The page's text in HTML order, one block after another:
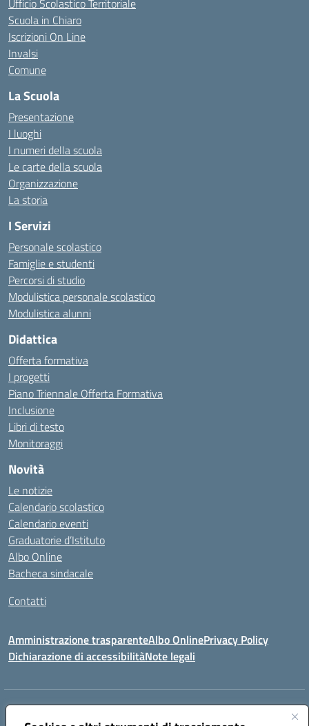
Ufficio Scolastico Territoriale
Scuola in Chiaro
Iscrizioni On Line
Invalsi
Comune
La Scuola
Presentazione
I luoghi
I numeri della scuola
Le carte della scuola
Organizzazione
La storia
I Servizi
Personale scolastico
Famiglie e studenti
Percorsi di studio
Modulistica personale scolastico
Modulistica alunni
Didattica
Offerta formativa
I progetti
Piano Triennale Offerta Formativa
Inclusione
Libri di testo
Monitoraggi
Novità
Le notizie
Calendario scolastico
Calendario eventi
Graduatorie d’Istituto
Albo Online
Bacheca sindacale
Contatti
Amministrazione trasparenteAlbo OnlinePrivacy Policy
Dichiarazione di accessibilitàNote legali
Indirizzo: